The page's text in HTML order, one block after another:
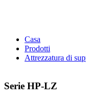
Casa
Prodotti
Attrezzatura di
Serie HP-LZ